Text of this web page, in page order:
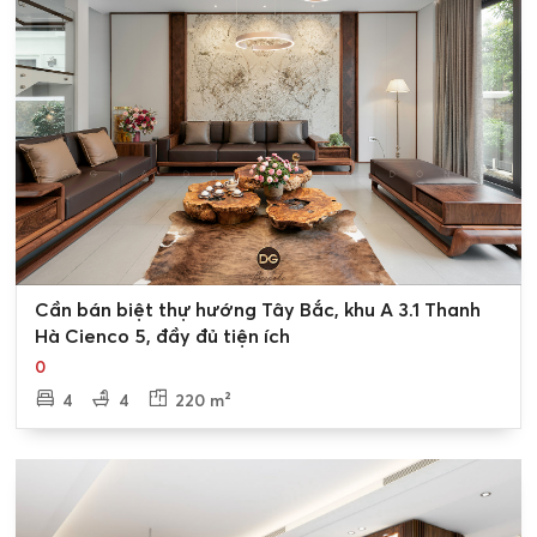
đầy tiện ích, hoàn hảo, cảnh quan xanh mát ngay trong
khu đô thị.
Thiết kế biệt thự Thanh Hà Cienco 5
Với thiết kế của biệt thự Thanh Hà Cienco 5
mang vẻ đẹp
đầy sang trọng, hiện đại, đặc biệt phù hợp đến các đại gia
đình lớn. Mỗi một không gian phòng mang tới cảm giác
đầy ấm cúng là không gian để có thể chia sẻ những giây
phút đầm ấm, thư giãn bên gia đình bạn.
Có các loại diện tích biệt thự Thanh Hà Cienco 5 đa dạng
để khách hàng lựa chọn là: 233m2, 240m2, 275m2, 335m2,
364m2,… phù hợp với các nhu cầu , cũng như ngân sách
khu bếp: tủ bếp, bếp, tủ quần áo, bình nóng lạnh đầy đủ,
sàn gạch men, kính Vilacera cao cấp, thiết bị vệ sinh tiện
Cần bán biệt thự hướng Tây Bắc, khu A 3.1 Thanh
Hà Cienco 5, đầy đủ tiện ích
0
4
4 220 m²